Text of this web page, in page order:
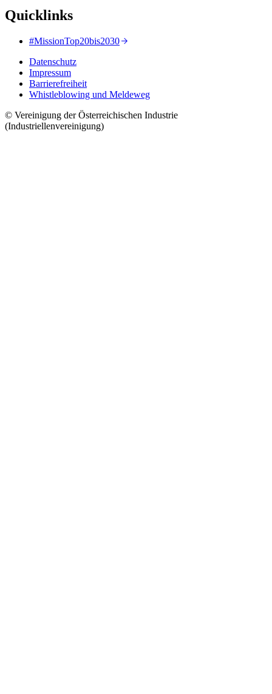
Quicklinks
#MissionTop20bis2030
Datenschutz
Impressum
Barrierefreiheit
Whistleblowing und Meldeweg
© Vereinigung der Österreichischen Industrie
(Industriellenvereinigung)